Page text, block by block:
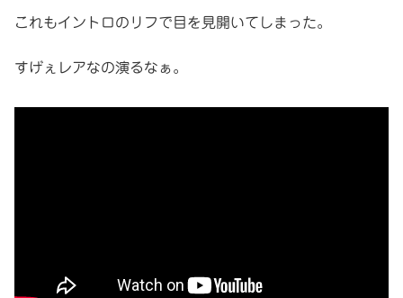
これもイントロのリフで目を見開いてしまった。
すげぇレアなの演るなぁ。